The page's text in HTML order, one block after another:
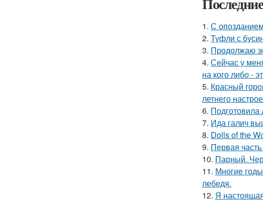
1. С
2. Туфли с
3. Продолжаю
4. Сейчас у
на кого либо -
5. Красный
летнего
6.
7. Ида галич
8. Dolls of the
9. Первая
10. Парный.
11. Многие
лебедя.
12. Я